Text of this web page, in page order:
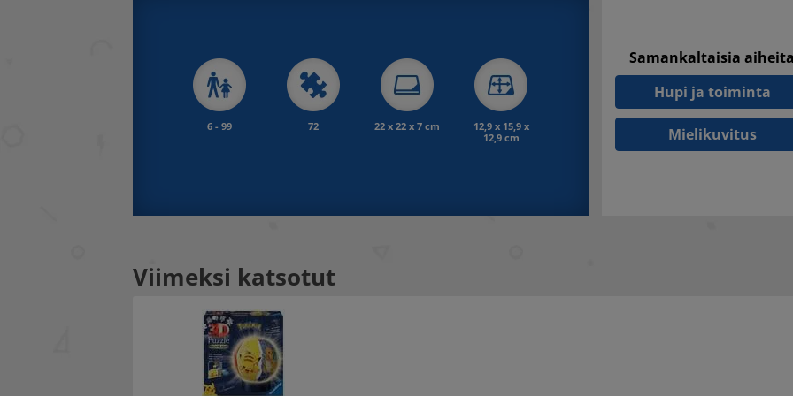
6 - 99 72 22 x 22 x 7 cm
12,9 x 15,9 x
12,9 cm
Samankaltaisia
Hupi ja toiminta
Mielikuvitus
Viimeksi katsotut